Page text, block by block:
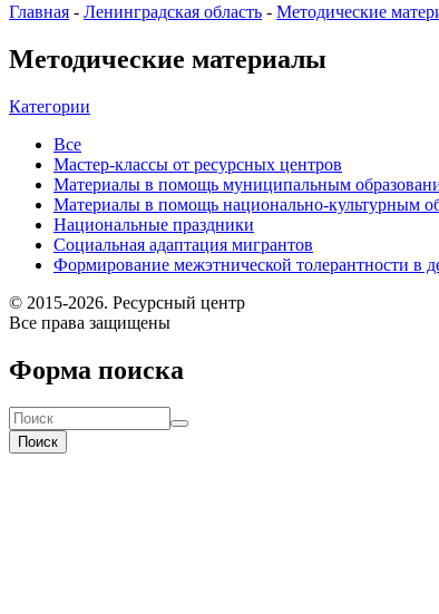
Главная - Ленинградская область - Методические
Методические материалы
Категории
Все
Мастер-классы от ресурсных центров
Материалы в помощь муниципальным
Материалы в помощь национально-культурным
Национальные праздники
Социальная адаптация мигрантов
Формирование межэтнической толерантности в
© 2015-2026. Ресурсный центр
Все права защищены
Форма поиска
Поиск